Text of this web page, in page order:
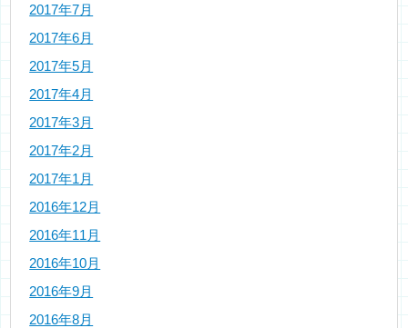
2017年7月
2017年6月
2017年5月
2017年4月
2017年3月
2017年2月
2017年1月
2016年12月
2016年11月
2016年10月
2016年9月
2016年8月